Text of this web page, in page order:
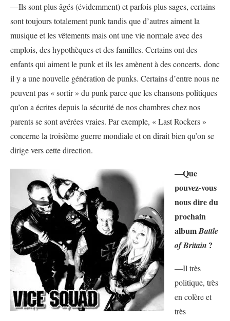
—Ils sont plus âgés (évidemment) et parfois plus sages, certains
sont toujours totalement punk tandis que d’autres aiment la
musique et les vêtements mais ont une vie normale avec des
emplois, des hypothèques et des familles. Certains ont des
enfants qui aiment le punk et ils les amènent à des concerts, donc
il y a une nouvelle génération de punks. Certains d’entre nous ne
peuvent pas « sortir » du punk parce que les chansons politiques
qu’on a écrites depuis la sécurité de nos chambres chez nos
parents se sont avérées vraies. Par exemple, « Last Rockers »
concerne la troisième guerre mondiale et on dirait bien qu’on se
dirige vers cette direction.
—Que
pouvez-vous
nous dire du
prochain
albumBattle
of Britain ?
—Il très
politique, très
en colère et
très